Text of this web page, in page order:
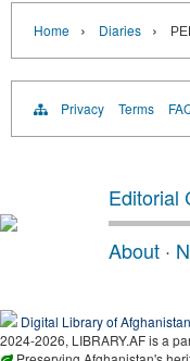
Home › Diaries ›
Privacy Terms
Editorial
About ·
Digital Library of Afghanistan
2024-2026, LIBRARY.AF is a